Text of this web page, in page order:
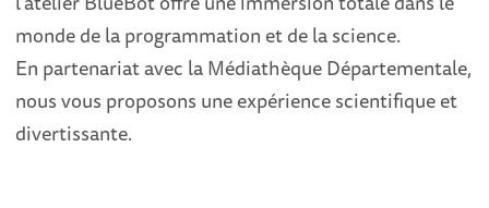
monde de la programmation et de la science.
En partenariat avec la Médiathèque Départementale,
nous vous proposons une expérience scientifique et
divertissante.